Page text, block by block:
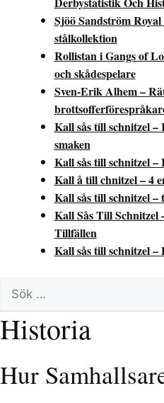
Sjöö Sandström
stålkollektion
Rollistan i Gangs of
och skådespelare
Sven-Erik Alhem –
Kall sås till schnitzel –
smaken
Kall sås till schnitzel –
Kall å till chnitzel – 4
Kall sås till schnitzel –
Kall Sås Till
Tillfällen
Kall sås till schnitzel
Sök
efter:
Historia
Hur